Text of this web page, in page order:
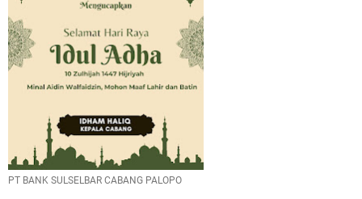
PT BANK SULSELBAR CABANG PALOPO